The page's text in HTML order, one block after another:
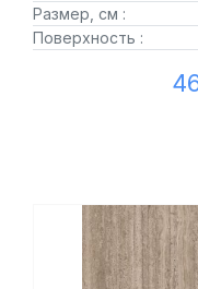
Размер, см :
Поверхность :